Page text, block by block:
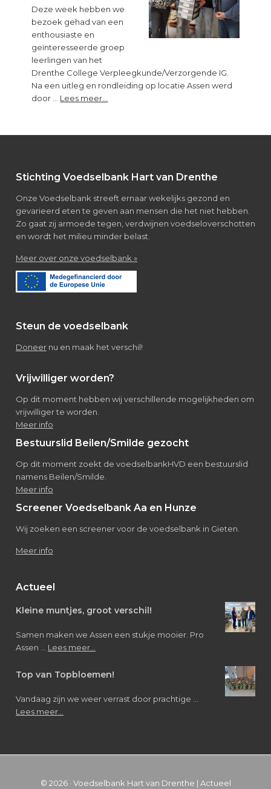
je
niet
Deze week hebben we
bezoek gehad van een
enthousiaste en
geïnteresseerde groep
leerlingen van het
Drenthe College Verpleegkunde/Verzorgende IG.
Na een uitleg en rondleiding op locatie Assen werd
door … Lees meer...
leerlingen
Footer
Stichting Voedselbank Hart van Drenthe
Onze Voedselbank streeft ernaar wekelijks gezond en
gevarieerd eten te geven aan mensen die het niet hebben.
Zo gaat zij armoede tegen, verdwijnen voedseloverschotten
en wordt het milieu minder belast.
Meer over onze voedselbank »about
Steun de voedselbank
Doneer nu en maak het verschil!
Vrijwilliger worden?
Op dit moment hebben wij verschillende mogelijkheden om
vrijwilliger te worden.
Meer info
Bestuurslid Beilen/Smilde gezocht
Op dit moment zoekt de voedselbankHVD een bestuurslid
namens Beilen/Smilde.
Meer info
Screener Voedselbank Aa en Hunze
Wij zoeken een screener voor de voedselbank in Gieten.
Meer info
Actueel
Kleine muntjes, groot verschil!
Samen maken we Assen een stukje mooier. Pro
Assen … Lees meer...
muntjes,
verschil!
Top van Topbloemen!
Vandaag zijn we weer verrast door prachtige …
Lees meer...
© 2026 · Voedselbank Hart van Drenthe | Actueel